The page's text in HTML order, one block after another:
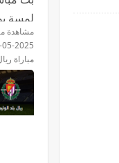
لمسة
مشاهدة
مباراة